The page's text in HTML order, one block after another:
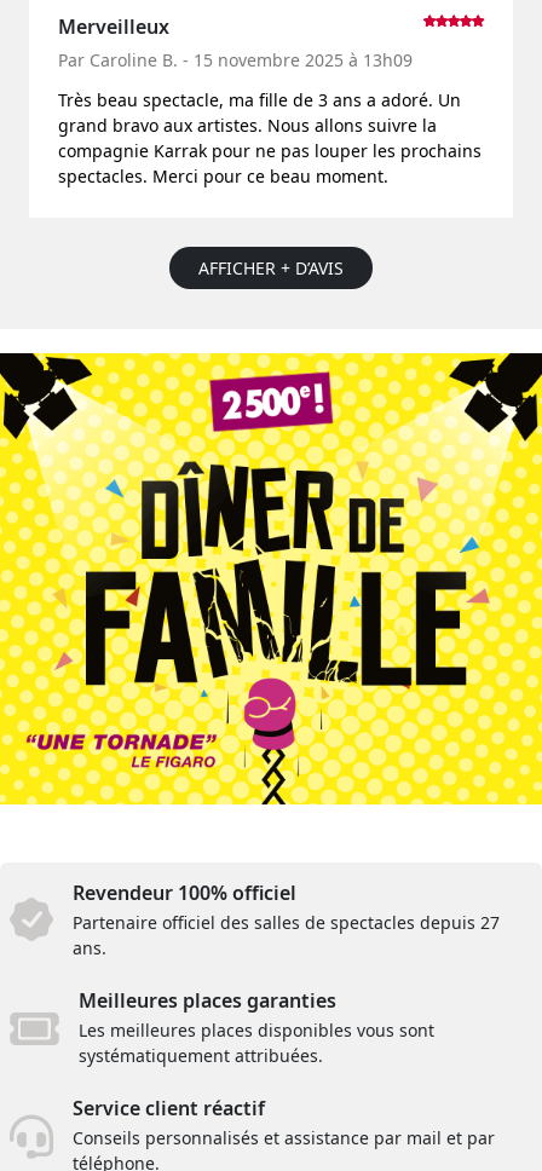
Merveilleux
Par Caroline B. - 15 novembre 2025 à 13h09
Très beau spectacle, ma fille de 3 ans a adoré. Un
grand bravo aux artistes. Nous allons suivre la
compagnie Karrak pour ne pas louper les prochains
spectacles. Merci pour ce beau moment.
AFFICHER + D’AVIS
Revendeur 100% officiel
Partenaire officiel des salles de spectacles depuis 27
ans.
Meilleures places garanties
Les meilleures places disponibles vous sont
systématiquement attribuées.
Service client réactif
Conseils personnalisés et assistance par mail et par
téléphone.